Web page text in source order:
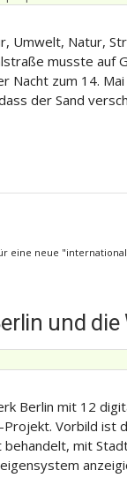
Natur,
musste auf
zum 14.
der Sand
eine neue
und
Berlin mit 12
Vorbild ist
mit